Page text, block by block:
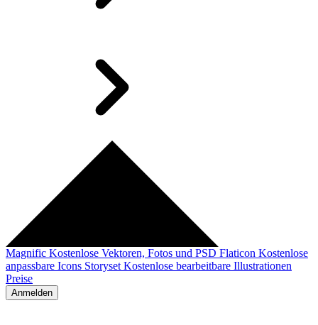
Magnific Kostenlose Vektoren, Fotos und PSD Flaticon Kostenlose
anpassbare Icons Storyset Kostenlose bearbeitbare Illustrationen
Preise
Anmelden